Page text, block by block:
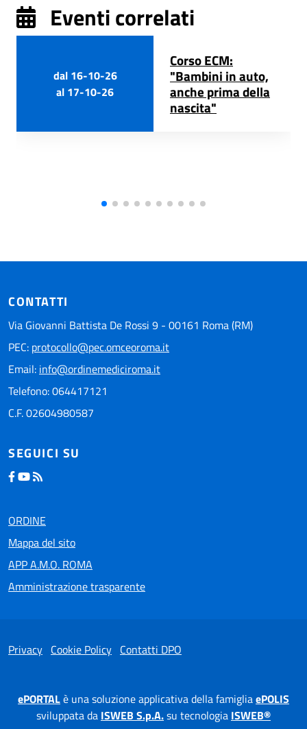
Eventi correlati
dal 16-10-26
al 17-10-26
Corso ECM:
"Bambini in auto,
anche prima della
nascita"
CONTATTI
Via Giovanni Battista De Rossi 9 - 00161 Roma (RM)
PEC: protocollo@pec.omceoroma.it
Email: info@ordinemediciroma.it
Telefono: 064417121
C.F. 02604980587
SEGUICI SU
ORDINE
Mappa del sito
APP A.M.O. ROMA
Amministrazione trasparente
Privacy Cookie Policy Contatti DPO
ePORTALè una soluzione applicativa della famigliaePOLIS
sviluppata da ISWEB S.p.A.su tecnologia ISWEB®